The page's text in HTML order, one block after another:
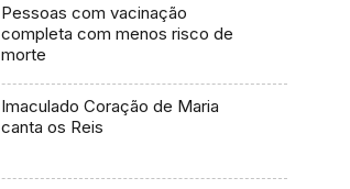
Pessoas com vacinação
completa com menos risco de
morte
Imaculado Coração de Maria
canta os Reis